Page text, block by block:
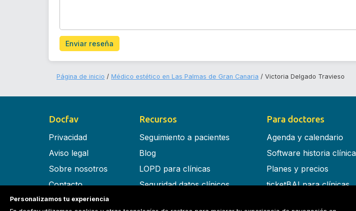
Enviar reseña
Página de inicio Médico estético en Las Palmas de Gran Canaria Victoria Delgado Travieso
Docfav
Privacidad
Aviso legal
Sobre nosotros
Contacto
Términos y condiciones
Recursos
Seguimiento a pacientes
Blog
LOPD para clínicas
Seguridad datos clínicos
Para doctores
Agenda y calendario
Software historia clínica
Planes y precios
ticketBAI para clínicas
Personalizamos tu experiencia